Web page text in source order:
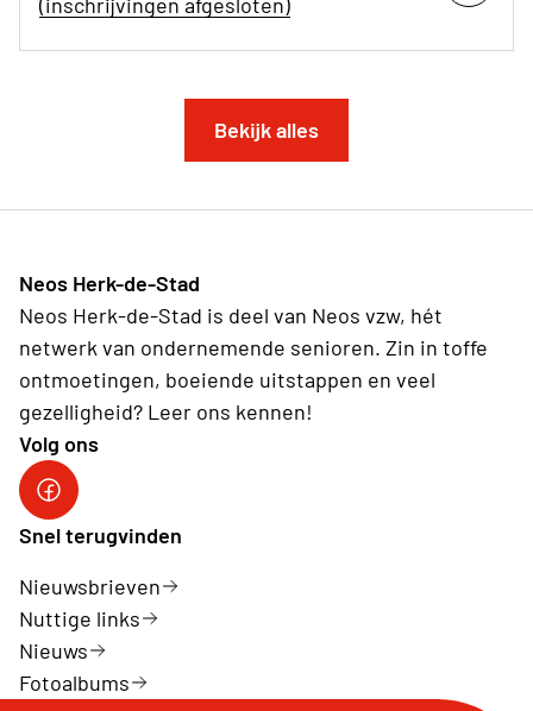
Bekijk alles
Neos Herk-de-Stad
Neos Herk-de-Stad is deel van Neos vzw, hét
netwerk van ondernemende senioren. Zin in toffe
ontmoetingen, boeiende uitstappen en veel
gezelligheid? Leer ons kennen!
Volg ons
Facebook Herk-de-Stad
Snel terugvinden
Nieuwsbrieven
Nuttige links
Nieuws
Fotoalbums